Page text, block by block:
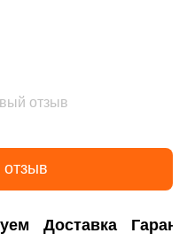
отзыв
отзыв
Доставка